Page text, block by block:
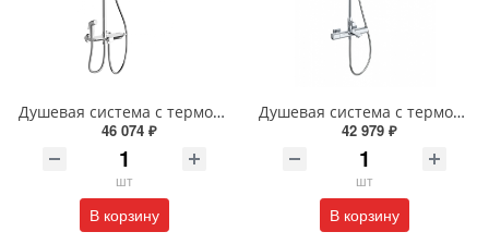
Душевая система с термостатом Wonzon & Woghand WW-B3310-CR хром
46 074 ₽
шт
В корзину
Душевая система с термостатом Wonzon & Woghand SOLID WW-C3011-A-CR хром
42 979 ₽
шт
В корзину